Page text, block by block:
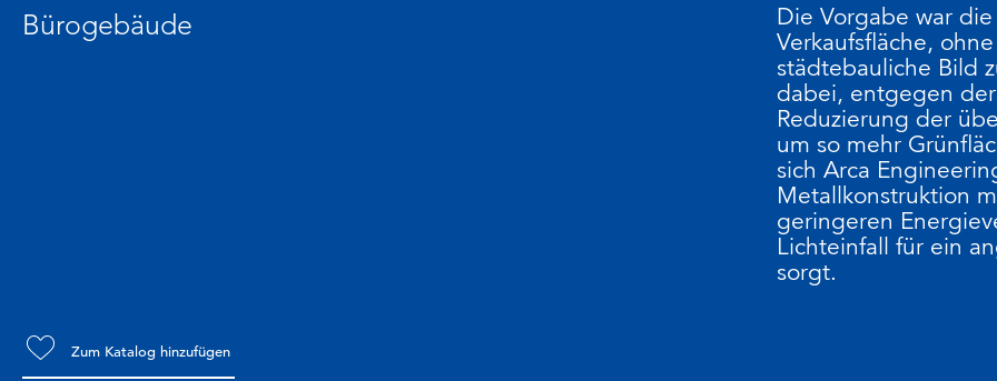
Bürogebäude
Die Vorgabe war
Verkaufsfläche,
städtebauliche Bild
dabei, entgegen
Reduzierung der
um so mehr
sich Arca
Metallkonstruktion
geringeren
Lichteinfall für ein
sorgt.
Zum Katalog hinzufügen